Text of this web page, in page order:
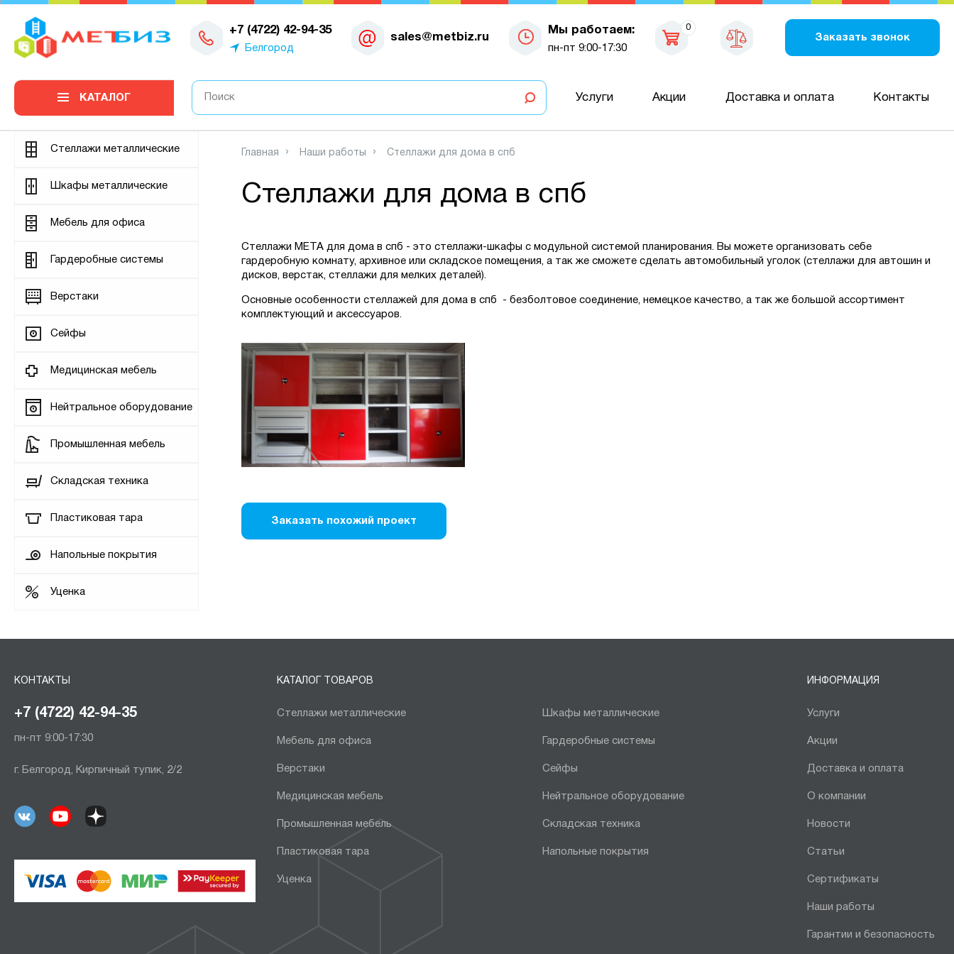
+7 (4722) 42-94-35
Белгород
sales@metbiz.ru
Мы работаем:
пн-пт 9:00-17:30
0
Заказать звонок
0
КАТАЛОГ Услуги Акции Доставка и оплата Контакты
Стеллажи металлические
Шкафы металлические
Мебель для офиса
Гардеробные системы
Верстаки
Сейфы
Медицинская мебель
Нейтральное оборудование
Промышленная мебель
Складская техника
Пластиковая тара
Напольные покрытия
Уценка
Главная Наши работы Стеллажи для дома в спб
Стеллажи для дома в спб
Стеллажи META для дома в спб - это стеллажи-шкафы с модульной системой планирования. Вы можете организовать себе
гардеробную комнату, архивное или складское помещения, а так же сможете сделать автомобильный уголок (стеллажи для автошин и
дисков, верстак, стеллажи для мелких деталей).
Основные особенности стеллажей для дома в спб - безболтовое соединение, немецкое качество, а так же большой ассортимент
комплектующий и аксессуаров.
Заказать похожий проект
КОНТАКТЫ
+7 (4722) 42-94-35
пн-пт 9:00-17:30
г. Белгород, Кирпичный тупик, 2/2
КАТАЛОГ ТОВАРОВ
Стеллажи металлические Шкафы металлические
Мебель для офиса Гардеробные системы
Верстаки Сейфы
Медицинская мебель Нейтральное оборудование
Промышленная мебель Складская техника
Пластиковая тара Напольные покрытия
Уценка
ИНФОРМАЦИЯ
Услуги
Акции
Доставка и оплата
О компании
Новости
Статьи
Сертификаты
Наши работы
Гарантии и безопасность